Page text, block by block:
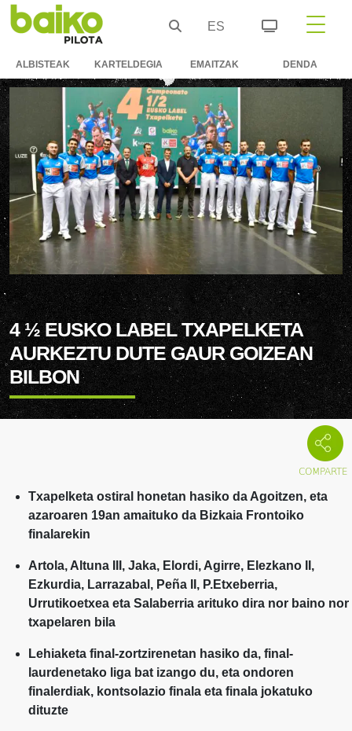
ES
ALBISTEAK KARTELDEGIA EMAITZAK DENDA
4 ½ EUSKO LABEL TXAPELKETA
AURKEZTU DUTE GAUR GOIZEAN
BILBON
Txapelketa ostiral honetan hasiko da Agoitzen, eta
azaroaren 19an amaituko da Bizkaia Frontoiko
finalarekin
Artola, Altuna III, Jaka, Elordi, Agirre, Elezkano II,
Ezkurdia, Larrazabal, Peña II, P.Etxeberria,
Urrutikoetxea eta Salaberria arituko dira nor baino nor
txapelaren bila
Lehiaketa final-zortzirenetan hasiko da, final-
laurdenetako liga bat izango du, eta ondoren
finalerdiak, kontsolazio finala eta finala jokatuko
dituzte